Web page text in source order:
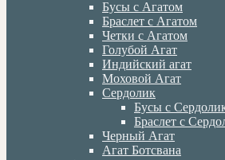
Бусы с Агатом
Браслет с Агатом
Четки с Агатом
Голубой Агат
Индийский агат
Моховой Агат
Сердолик
Бусы с
Браслет с
Черный Агат
Агат Ботсвана